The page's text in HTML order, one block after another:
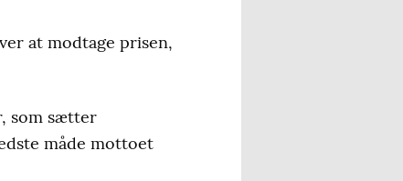
at modtage prisen,
som sætter
måde mottoet